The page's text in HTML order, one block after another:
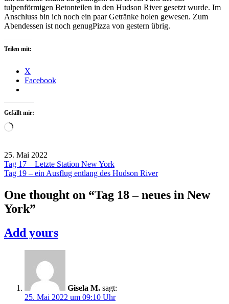
tulpenförmigen Betonteilen in den Hudson River gesetzt wurde. Im
Anschluss bin ich noch ein paar Getränke holen gewesen. Zum
Abendessen ist noch genugPizza von gestern übrig.
Teilen mit:
X
Facebook
Gefällt mir:
Wird
25. Mai 2022
USA
Beitragsnavigation
Tag 17 – Letzte Station New York
Tag 19 – ein Ausflug entlang des Hudson River
One thought on “Tag 18 – neues in New
York”
Add yours
Gisela M. sagt:
25. Mai 2022 um 09:10 Uhr